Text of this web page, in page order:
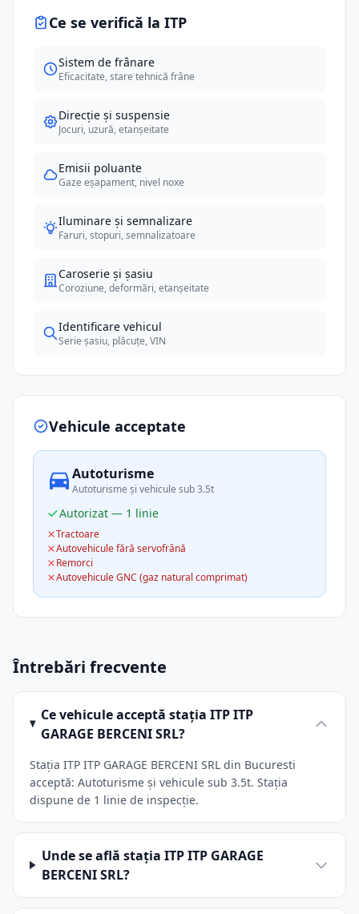
Ce se verifică la ITP
Sistem de frânare
Eficacitate, stare tehnică frâne
Direcție și suspensie
Jocuri, uzură, etanșeitate
Emisii poluante
Gaze eșapament, nivel noxe
Iluminare și semnalizare
Faruri, stopuri, semnalizatoare
Caroserie și șasiu
Coroziune, deformări, etanșeitate
Identificare vehicul
Serie șasiu, plăcuțe, VIN
Vehicule acceptate
Autoturisme
Autoturisme și vehicule sub 3.5t
Autorizat — 1 linie
Tractoare
Autovehicule fără servofrână
Remorci
Autovehicule GNC (gaz natural comprimat)
Întrebări frecvente
Ce vehicule acceptă stația ITP ITP
GARAGE BERCENI SRL?
Stația ITP ITP GARAGE BERCENI SRL din Bucuresti
acceptă: Autoturisme și vehicule sub 3.5t. Stația
dispune de 1 linie de inspecție.
Unde se află stația ITP ITP GARAGE
BERCENI SRL?